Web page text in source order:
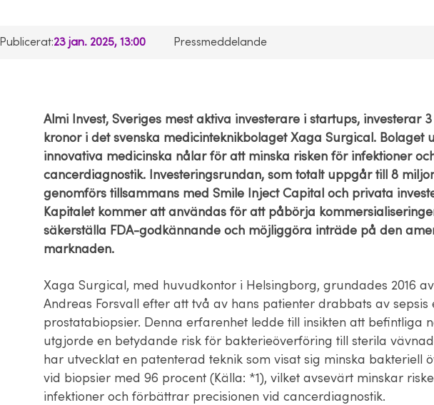
Publicerat:23 jan. 2025, 13:00 Pressmeddelande
Almi Invest, Sveriges mest aktiva investerare i startups, investerar
kronor i det svenska medicinteknikbolaget Xaga Surgical. Bolaget
innovativa medicinska nålar för att minska risken för infektioner
cancerdiagnostik. Investeringsrundan, som totalt uppgår till 8
genomförs tillsammans med Smile Inject Capital och privata
Kapitalet kommer att användas för att påbörja
säkerställa FDA-godkännande och möjliggöra inträde på den
marknaden.
Xaga Surgical, med huvudkontor i Helsingborg, grundades 2016
Andreas Forsvall efter att två av hans patienter drabbats av sepsis
prostatabiopsier. Denna erfarenhet ledde till insikten att befintliga
utgjorde en betydande risk för bakterieöverföring till sterila
har utvecklat en patenterad teknik som visat sig minska bakteriell
vid biopsier med 96 procent (Källa: *1), vilket avsevärt minskar
infektioner och förbättrar precisionen vid cancerdiagnostik.